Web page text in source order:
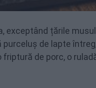
exceptând țările
de lapte
de porc, o